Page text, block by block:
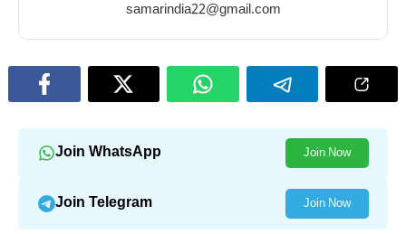
samarindia22@gmail.com
Join WhatsApp Join Now
Join Telegram Join Now